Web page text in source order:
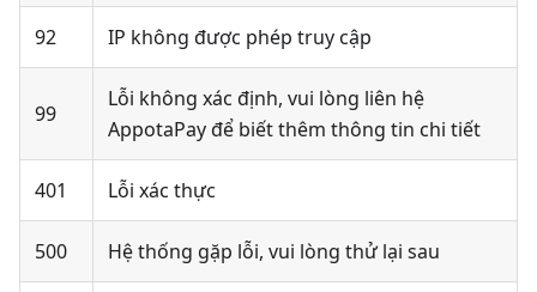
92 IP không được phép truy cập
99
Lỗi không xác định, vui lòng liên hệ
AppotaPay để biết thêm thông tin chi tiết
401 Lỗi xác thực
500 Hệ thống gặp lỗi, vui lòng thử lại sau